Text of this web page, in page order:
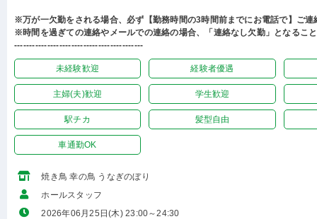
※万が一欠勤をされる場合、必ず【勤務時間の3時間前までにお電話で】ご連
※時間を過ぎての連絡やメールでの連絡の場合、「連絡なし欠勤」となるこ
-------------------------------------------
未経験歓迎 経験者優遇
主婦(夫)歓迎 学生歓迎
駅チカ 髪型自由
車通勤OK
焼き鳥 幸の鳥 うなぎのぼり
ホールスタッフ
2026年06月25日(木) 23:00～24:30